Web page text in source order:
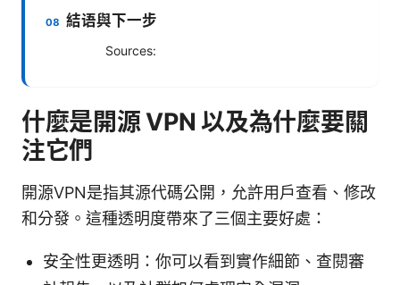
結语與下一步
Sources:
什麼是開源 VPN 以及為什麼要關
注它們
開源VPN是指其源代碼公開，允許用戶查看、修改
和分發。這種透明度帶來了三個主要好處：
安全性更透明：你可以看到實作細節、查閱審